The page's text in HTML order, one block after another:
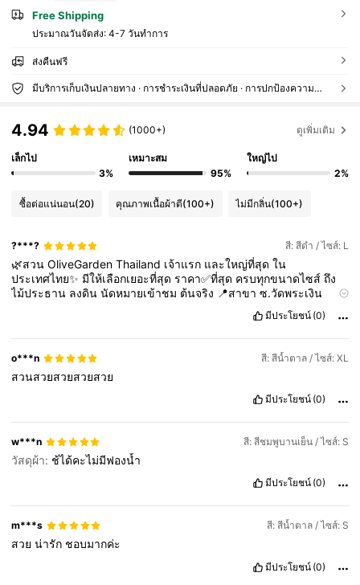
Free Shipping
ประมาณวันจัดส่ง: 4-7 วันทำการ
ส่งคืนฟรี
มีบริการเก็บเงินปลายทาง · การชำระเงินที่ปลอดภัย · การปกป้องความเป็นส่วนตัว
4.94 (1000+) ดูเพิ่มเติม
เล็กไป
3%
เหมาะสม
95%
ใหญ่ไป
2%
ซื้อต่อแน่นอน(20) คุณภาพเนื้อผ้าดี(100+) ไม่มีกลิ่น(100+)
?***? สี: สีดำ / ไซส์: L
🌿สวนOliveGardenThailand เจ้าแรก และใหญ่ที่สุดใน
ประเทศไทย✨มีให้เลือกเยอะที่สุดราคา✅ที่สุด ครบทุกขนาดไซส์ถึง
ไม้ประธาน ลงดินนัดหมายเข้าชม ต้นจริง 📍สาขาซ.วัดพระเงิน
บางนา
📍สาขา
00 📞 091-742
7777💬Lineid:@olivegardenth(มี@)
มีประโยชน์ (0)
o***n สี: สีน้ำตาล / ไซส์: XL
สวนสวยสวยสวยสวย
มีประโยชน์ (0)
w***n สี: สีชมพูบานเย็น / ไซส์: S
วัสดุผ้า: ช้ได้คะไม่มีฟองน้ำ
มีประโยชน์ (0)
m***s สี: สีน้ำตาล / ไซส์: S
สวยน่ารัก ชอบมากค่ะ
มีประโยชน์ (0)